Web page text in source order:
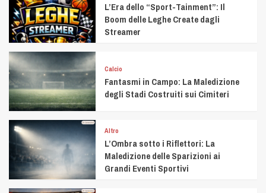
L’Era dello “Sport-Tainment”: Il
Boom delle Leghe Create dagli
Streamer
Calcio
Fantasmi in Campo: La Maledizione
degli Stadi Costruiti sui Cimiteri
Altro
L’Ombra sotto i Riflettori: La
Maledizione delle Sparizioni ai
Grandi Eventi Sportivi